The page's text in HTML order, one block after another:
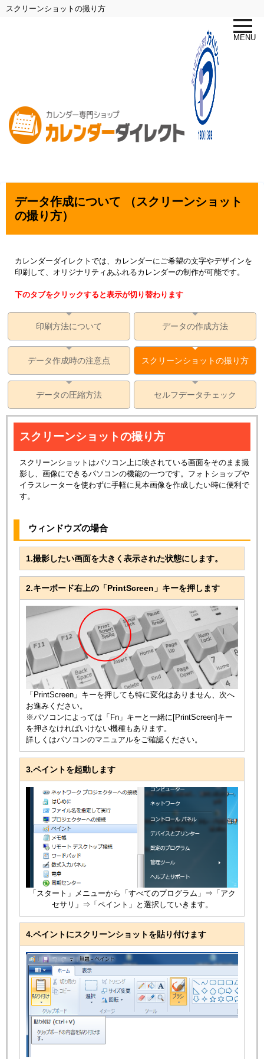
スクリーンショットの撮り方
toggle
MENU
データ作成について （スクリーンショット
の撮り方）
カレンダーダイレクトでは、カレンダーにご希望の文字やデザインを
印刷して、オリジナリティあふれるカレンダーの制作が可能です。
下のタブをクリックすると表示が切り替わります
印刷方法について データの作成方法
データ作成時の注意点 スクリーンショットの撮り方
データの圧縮方法 セルフデータチェック
スクリーンショットの撮り方
スクリーンショットはパソコン上に映されている画面をそのまま撮
影し、画像にできるパソコンの機能の一つです。フォトショップや
イラスレーターを使わずに手軽に見本画像を作成したい時に便利で
す。
ウィンドウズの場合
1.撮影したい画面を大きく表示された状態にします。
2.キーボード右上の「PrintScreen」キーを押します
「PrintScreen」キーを押しても特に変化はありません、次へ
お進みください。
※パソコンによっては「Fn」キーと一緒に[PrintScreen]キー
を押さなければいけない機種もあります。
詳しくはパソコンのマニュアルをご確認ください。
3.ペイントを起動します
「スタート」メニューから「すべてのプログラム」⇒「アク
セサリ」⇒「ペイント」と選択していきます。
4.ペイントにスクリーンショットを貼り付けます